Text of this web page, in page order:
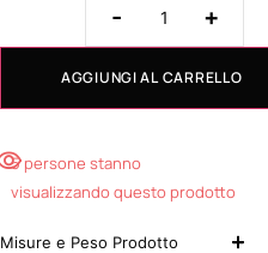
- +
AGGIUNGI AL CARRELLO
5 persone stanno
visualizzando questo prodotto
Misure e Peso Prodotto